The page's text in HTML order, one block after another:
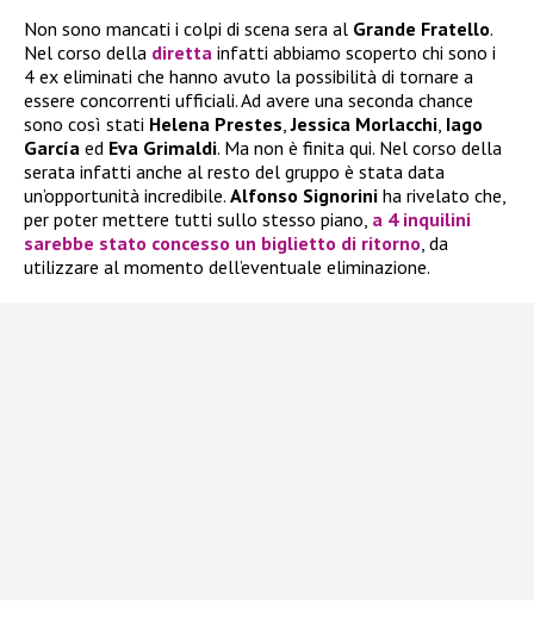
Non sono mancati i colpi di scena sera al Grande Fratello.
Nel corso della diretta infatti abbiamo scoperto chi sono i
4 ex eliminati che hanno avuto la possibilità di tornare a
essere concorrenti ufficiali. Ad avere una seconda chance
sono così stati Helena Prestes,Jessica Morlacchi, Iago
García ed Eva Grimaldi. Ma non è finita qui. Nel corso della
serata infatti anche al resto del gruppo è stata data
un’opportunità incredibile. Alfonso Signorini ha rivelato che,
per poter mettere tutti sullo stesso piano, a 4 inquilini
sarebbe stato concesso un biglietto di ritorno, da
utilizzare al momento dell’eventuale eliminazione.